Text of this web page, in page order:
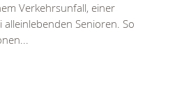
Verkehrsunfall, einer
Senioren. So